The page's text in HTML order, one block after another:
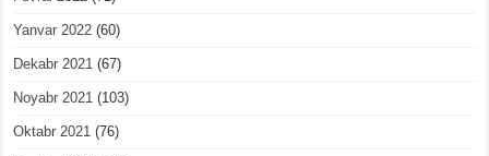
Yanvar 2022 (60)
Dekabr 2021 (67)
Noyabr 2021 (103)
Oktabr 2021 (76)